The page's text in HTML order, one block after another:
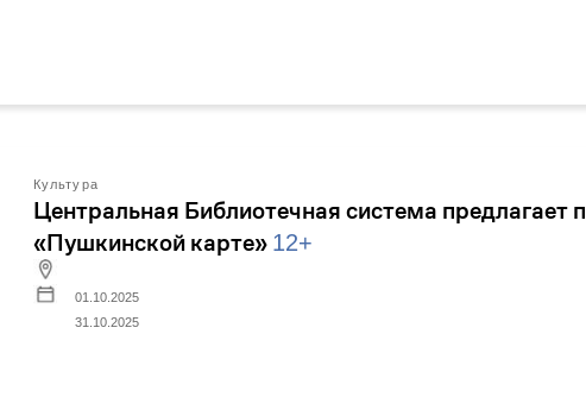
Культура
Центральная Библиотечная система предлагает
«Пушкинской карте» 12+
01.10.2025
31.10.2025